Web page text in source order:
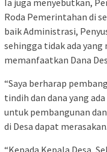
Roda Pemerintahan di
baik Administrasi,
sehingga tidak ada
memanfaatkan Dana
“Saya berharap
tindih dan dana yang
untuk pembangunan
di Desa dapat merasakan.
“Kepada Kepala Desa,